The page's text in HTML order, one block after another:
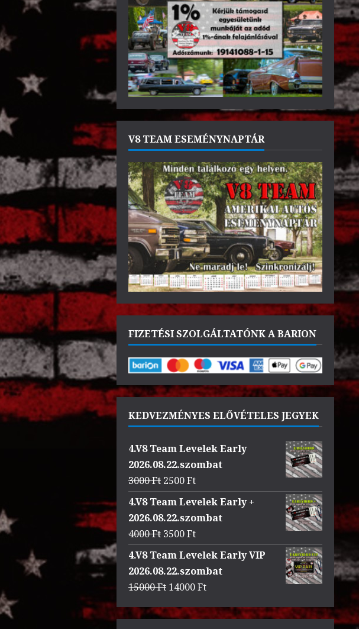
V8 TEAM ESEMÉNYNAPTÁR
FIZETÉSI SZOLGÁLTATÓNK A BARION
KEDVEZMÉNYES ELŐVÉTELES JEGYEK
4.V8 Team Levelek Early
2026.08.22.szombat
3000Ft Original
price
was:
3000 Ft.
2500FtCurrent
price
4.V8 Team Levelek Early +
2026.08.22.szombat
4000Ft Original
price
was:
4000 Ft.
3500FtCurrent
price
3500 Ft.
4.V8 Team Levelek Early VIP
2026.08.22.szombat
15000Ft Original
was:
14000FtCurrent
is: